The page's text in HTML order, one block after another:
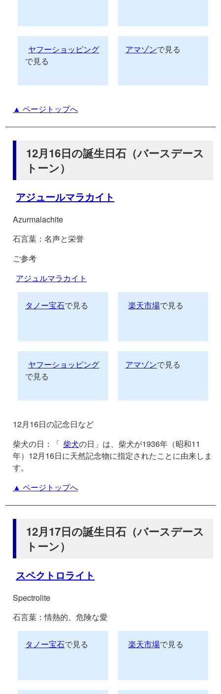
ヤフーショッピング
で見る
アマゾンで見る
▲ ページトップへ
12月16日の誕生日石（バースデース
トーン）
アジュールマラカイト
Azurmalachite
石言葉：名声と栄誉
ご参考
アジュルマラカイト
タノー宝石で見る
ヤフーショッピング
で見る
楽天市場で見る
アマゾンで見る
12月16日の記念日など
柴犬の日：「 柴犬の日」は、柴犬が1936年（昭和11
年）12月16日に天然記念物に指定されたことに由来しま
す。
▲ ページトップへ
12月17日の誕生日石（バースデース
トーン）
スペクトロライト
Spectrolite
石言葉：情熱的、危険な愛
タノー宝石で見る 楽天市場で見る